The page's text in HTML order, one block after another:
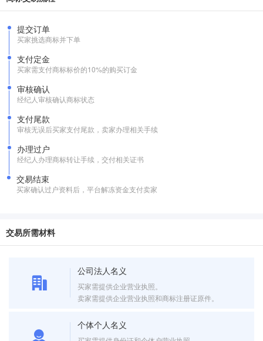
提交订单
买家挑选商标并下单
支付定金
买家需支付商标标价的10%的购买订金
审核确认
经纪人审核确认商标状态
支付尾款
审核无误后买家支付尾款，卖家办理相关手续
办理过户
经纪人办理商标转让手续，交付相关证书
交易结束
买家确认过户资料后，平台解冻资金支付卖家
交易所需材料
公司法人名义
买家需提供企业营业执照。
卖家需提供企业营业执照和商标注册证原件。
个体个人名义